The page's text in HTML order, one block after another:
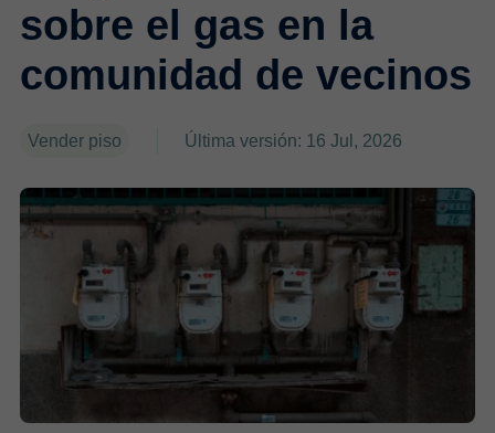
sobre el gas en la
comunidad de vecinos
Vender piso Última versión: 16 Jul, 2026